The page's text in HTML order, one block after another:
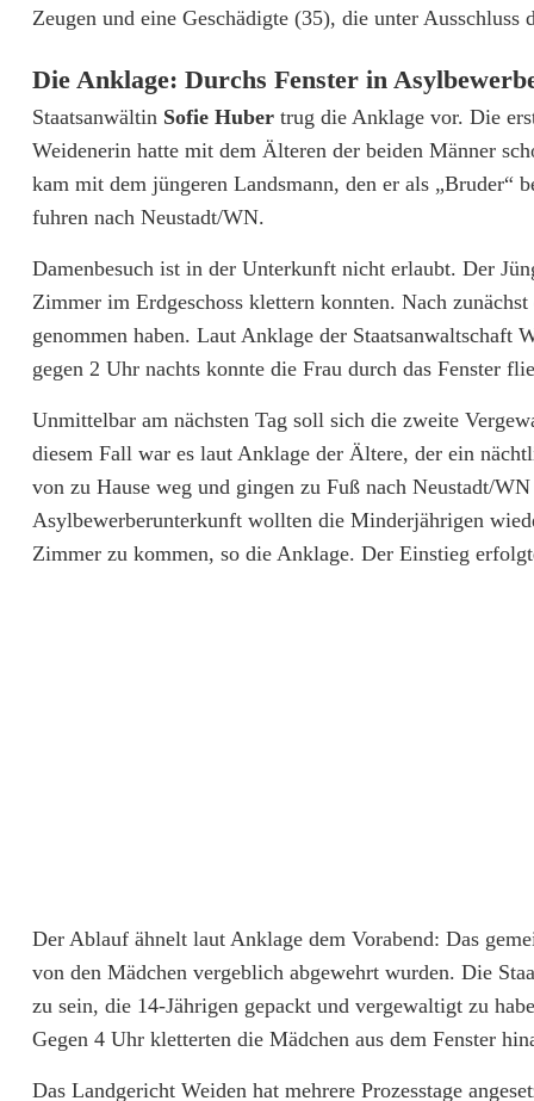
l
i
g
u
g
b
e
g
i
n
n
g
e
r
Zeugen und eine Geschädigte (35), die unter
Die Anklage: Durchs Fenster in
Staatsanwältin Sofie Huber trug die Anklage vor. Die
Weidenerin hatte mit dem Älteren der beiden Männer
kam mit dem jüngeren Landsmann, den er als „Bruder“
fuhren nach Neustadt/WN.
Damenbesuch ist in der Unterkunft nicht erlaubt. Der
Zimmer im Erdgeschoss klettern konnten. Nach
genommen haben. Laut Anklage der Staatsanwaltschaft
gegen 2 Uhr nachts konnte die Frau durch das Fenster
Unmittelbar am nächsten Tag soll sich die zweite
diesem Fall war es laut Anklage der Ältere, der ein
von zu Hause weg und gingen zu Fuß nach Neustadt/
Asylbewerberunterkunft wollten die Minderjährigen
Zimmer zu kommen, so die Anklage. Der Einstieg
Der Ablauf ähnelt laut Anklage dem Vorabend: Das
von den Mädchen vergeblich abgewehrt wurden. Die
zu sein, die 14-Jährigen gepackt und vergewaltigt zu
Gegen 4 Uhr kletterten die Mädchen aus dem Fenster
Das Landgericht Weiden hat mehrere Prozesstage